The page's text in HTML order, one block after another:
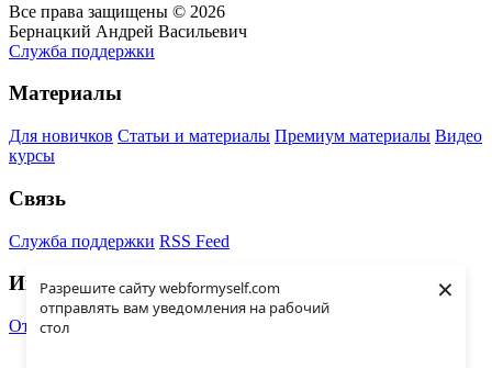
Разрешите сайту webformyself.com
отправлять вам уведомления на рабочий
стол
×
Все права защищены © 2026
Бернацкий Андрей Васильевич
Служба поддержки
Материалы
Для новичков Статьи и материалы Премиум материалы Видео
курсы
Связь
Служба поддержки RSS Feed
Информация
Отказ от ответственности